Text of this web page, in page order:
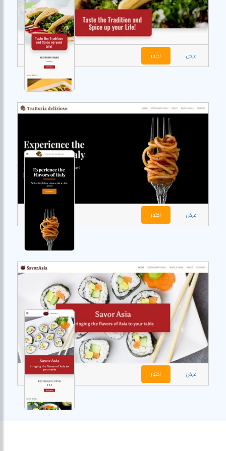
عرض اختيار
عرض اختيار
عرض اختيار